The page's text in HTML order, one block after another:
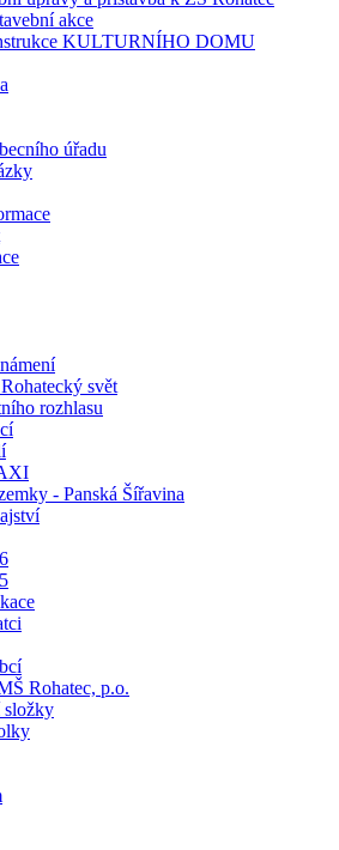
akce
KULTURNÍHO DOMU
úřadu
svět
rozhlasu
- Panská Šířavina
Rohatec, p.o.
složky